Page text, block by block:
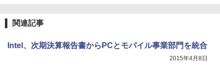
関連記事
Intel、次期決算報告書からPCとモバイル事業部門を統合
2015年4月8日